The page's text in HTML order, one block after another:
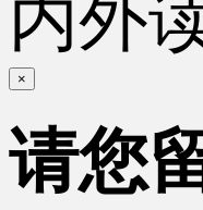
内外
×
请您